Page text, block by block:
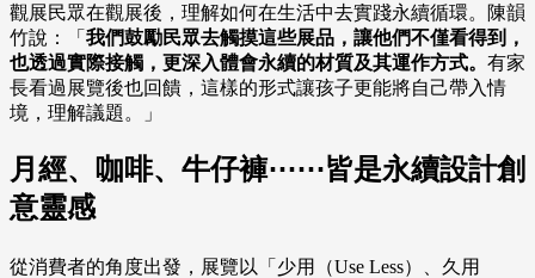
觀展民眾在觀展後，理解如何在生活中去實踐永續循環。陳韻
竹說：「 我們鼓勵民眾去觸摸這些展品，讓他們不僅看得到，
也透過實際接觸，更深入體會永續的材質及其運作方式。 有家
長看過展覽後也回饋，這樣的形式讓孩子更能將自己帶入情
境，理解議題。」
月經、咖啡、牛仔褲⋯⋯皆是永續設計創
意靈感
從消費者的角度出發，展覽以「少用（Use Less）、久用